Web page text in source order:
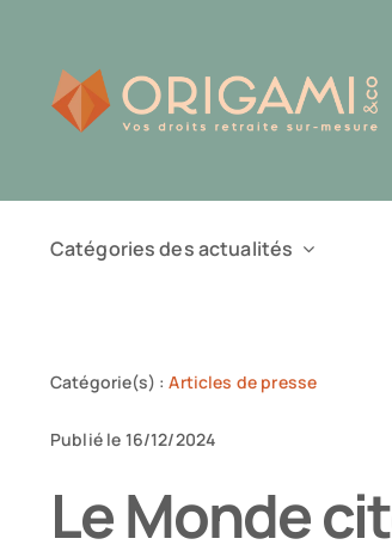
contenu
Catégories des actualités
Catégorie(s) :Articles de presse
Publié le 16/12/2024
Le Monde